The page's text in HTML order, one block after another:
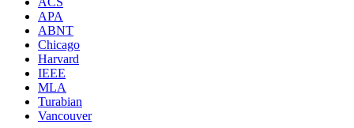
APA
ABNT
Chicago
Harvard
IEEE
MLA
Turabian
Vancouver